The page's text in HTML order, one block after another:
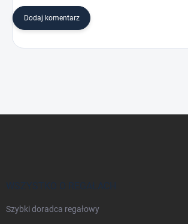
Dodaj komentarz
WSZYSTKO O REGAŁACH
Szybki doradca regałowy